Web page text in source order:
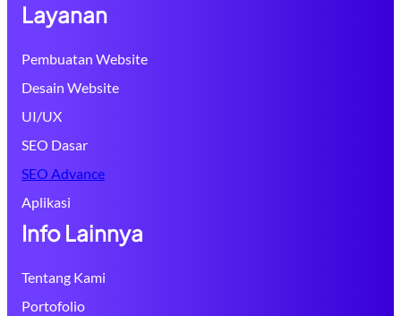
Layanan
Pembuatan Website
Desain Website
UI/UX
SEO Dasar
SEO Advance
Aplikasi
Info Lainnya
Tentang Kami
Portofolio